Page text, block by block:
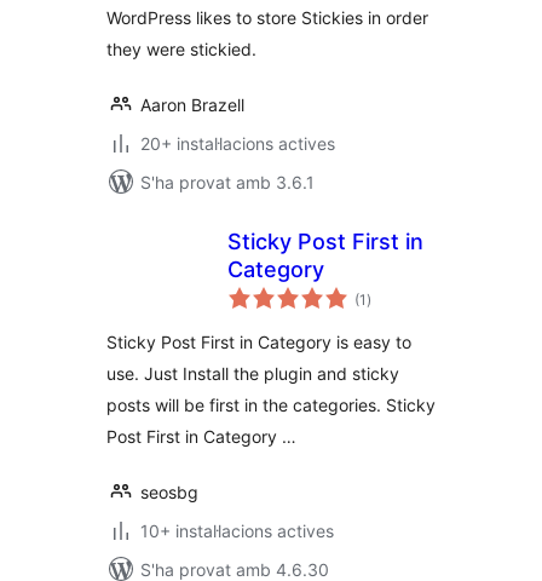
WordPress likes to store Stickies in order
they were stickied.
Aaron Brazell
20+ instal·lacions actives
S'ha provat amb 3.6.1
Sticky Post First in
Category
(1 puntuacions
totals
)
Sticky Post First in Category is easy to
use. Just Install the plugin and sticky
posts will be first in the categories. Sticky
Post First in Category …
seosbg
10+ instal·lacions actives
S'ha provat amb 4.6.30